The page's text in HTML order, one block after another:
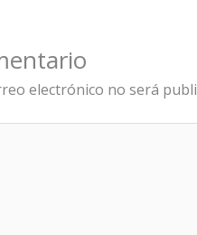
electrónico no será